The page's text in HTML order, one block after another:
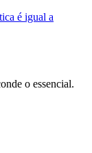
é igual a
o essencial.